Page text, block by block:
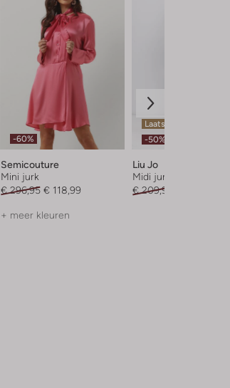
-60%
Semicouture
Mini jurk
€ 296,95 € 118,99
+ meer kleuren
Laatste maten
-50%
Liu Jo
Midi jurk
€ 209,99